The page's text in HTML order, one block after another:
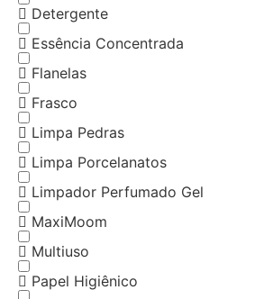
Detergente
Essência Concentrada
Flanelas
Frasco
Limpa Pedras
Limpa Porcelanatos
Limpador Perfumado Gel
MaxiMoom
Multiuso
Papel Higiênico